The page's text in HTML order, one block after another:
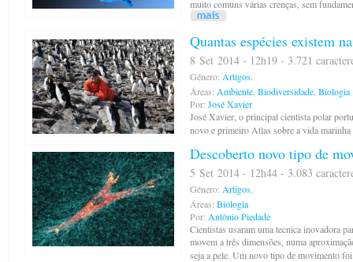
muito comuns várias crenças, sem
Quantas espécies existem
8 Set 2014 - 12h19 - 3.721
Género: Artigos.
Áreas: Ambiente Biodiversidade Biologia
Por: José Xavier
José Xavier, o principal cientista polar
novo e primeiro Atlas sobre a vida
Descoberto novo tipo de
5 Set 2014 - 12h44 - 3.083
Género: Artigos.
Áreas: Biologia
Por: António Piedade
Cientistas usaram uma tecnica inovadora
movem a três dimensões, numa
seja a pele. Um novo tipo de movimento